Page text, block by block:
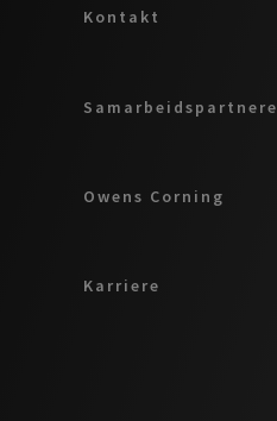
Kontakt
Samarbeidspartnere
Owens Corning
Karriere